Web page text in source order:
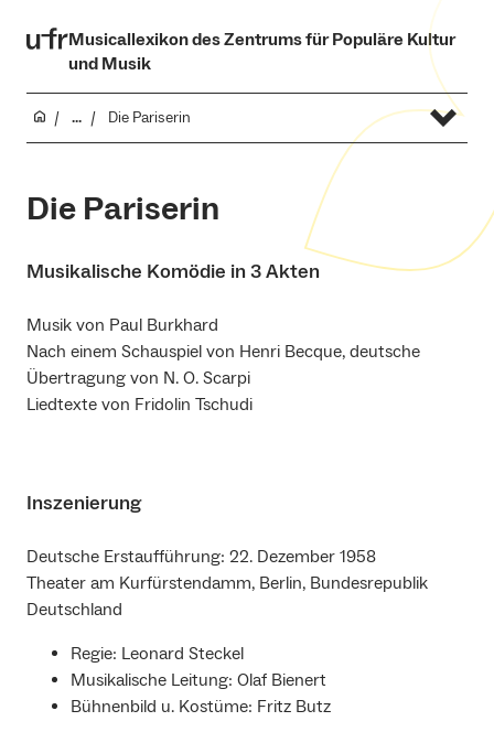
Musicallexikon des Zentrums für Populäre Kultur
und Musik
... Die Pariserin
Die Pariserin
Musikalische Komödie in 3 Akten
Musik von Paul Burkhard
Nach einem Schauspiel von Henri Becque, deutsche
Übertragung von N. O. Scarpi
Liedtexte von Fridolin Tschudi
Inszenierung
Deutsche Erstaufführung: 22. Dezember 1958
Theater am Kurfürstendamm, Berlin, Bundesrepublik
Deutschland
Regie: Leonard Steckel
Musikalische Leitung: Olaf Bienert
Bühnenbild u. Kostüme: Fritz Butz